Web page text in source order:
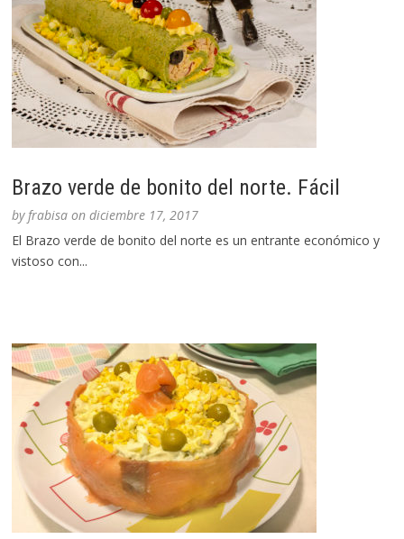
Brazo verde de bonito del norte. Fácil
byfrabisa ondiciembre 17, 2017
El Brazo verde de bonito del norte es un entrante económico y
vistoso con...